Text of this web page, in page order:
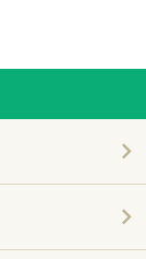
「エコdeギフ